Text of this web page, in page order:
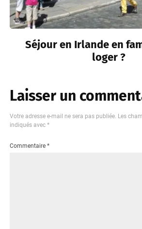
Séjour en Irlande en
loger ?
Laisser un
Votre adresse e-mail ne sera pas publiée. Les
indiqués avec *
Commentaire *